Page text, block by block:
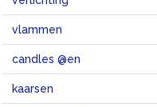
vlammen
candles @en
kaarsen